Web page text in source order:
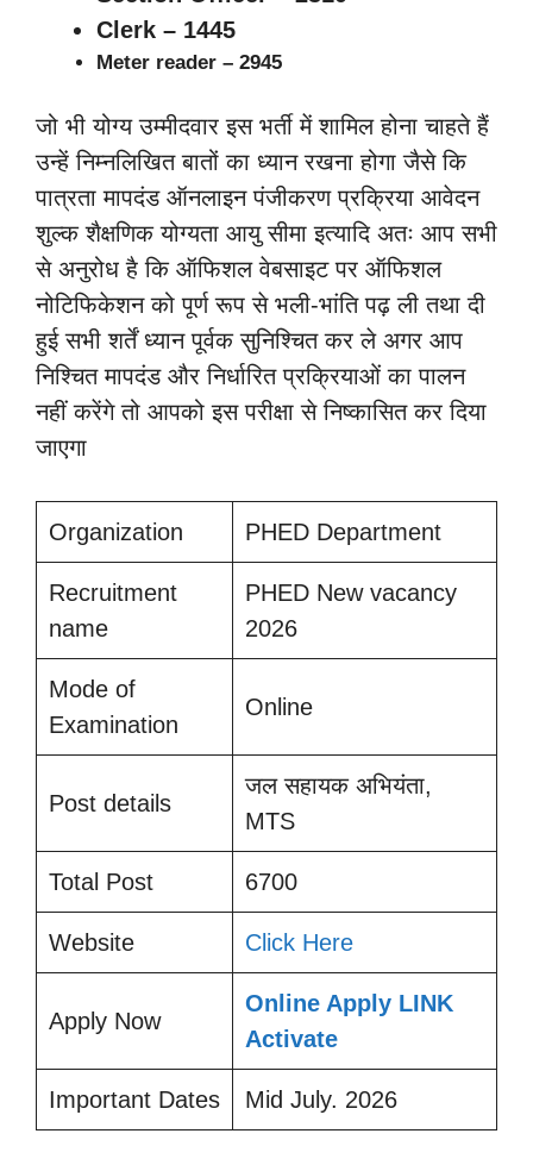
Clerk – 1445
Meter reader – 2945
जो भी योग्य उम्मीदवार इस भर्ती में शामिल होना चाहते हैं
उन्हें निम्नलिखित बातों का ध्यान रखना होगा जैसे कि
पात्रता मापदंड ऑनलाइन पंजीकरण प्रक्रिया आवेदन
शुल्क शैक्षणिक योग्यता आयु सीमा इत्यादि अतः आप सभी
से अनुरोध है कि ऑफिशल वेबसाइट पर ऑफिशल
नोटिफिकेशन को पूर्ण रूप से भली-भांति पढ़ ली तथा दी
हुई सभी शर्तें ध्यान पूर्वक सुनिश्चित कर ले अगर आप
निश्चित मापदंड और निर्धारित प्रक्रियाओं का पालन
नहीं करेंगे तो आपको इस परीक्षा से निष्कासित कर दिया
जाएगा
Organization PHED Department
Recruitment
name
PHED New vacancy
2026
Mode of
Examination
Online
Post details
जल सहायक अभियंता,
MTS
Total Post 6700
Website Click Here
Apply Now
Online Apply LINK
Activate
Important Dates Mid July. 2026